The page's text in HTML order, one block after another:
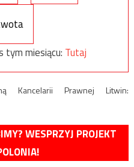
tym miesiącu: Tutaj
Kancelarii Prawnej Litwin:
WESPRZYJ PROJEKT